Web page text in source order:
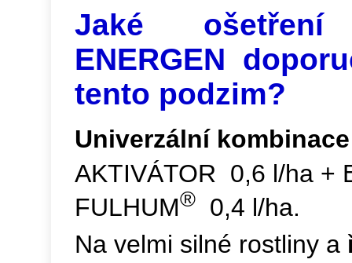
Jaké ošetření
ENERGEN
tento podzim?
Univerzální kombinace
AKTIVÁTOR 0,6 l/ha +
FULHUM® 0,4 l/ha.
Na velmi silné rostliny a